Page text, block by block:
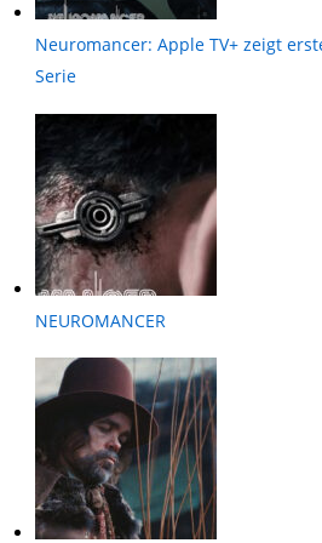
Neuromancer: Apple TV+ zeigt
Serie
NEUROMANCER